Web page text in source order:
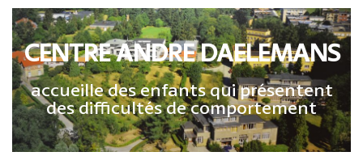
CENTRE ANDRE DAELEMANS
accueille des enfants qui présentent
des difficultés de comportement